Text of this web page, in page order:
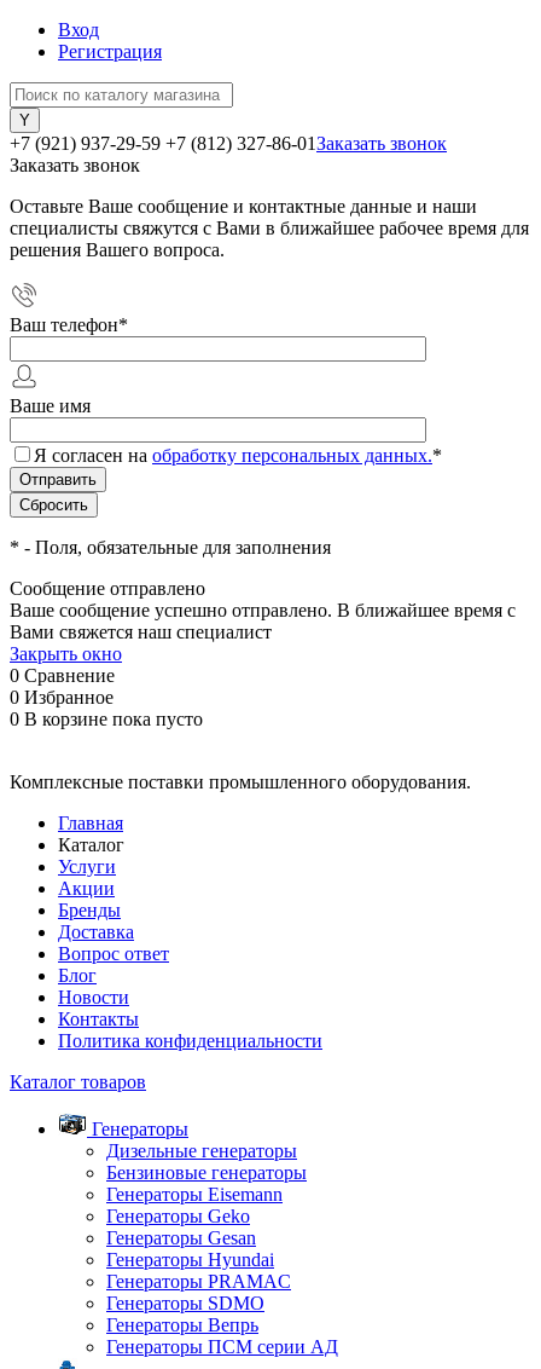
Вход
Регистрация
+7 (921) 937-29-59 +7 (812) 327-86-01Заказать звонок
Заказать звонок
Оставьте Ваше сообщение и контактные данные и наши
специалисты свяжутся с Вами в ближайшее рабочее время для
решения Вашего вопроса.
Ваш телефон*
Ваше имя
Я согласен на обработку персональных данных.*
* - Поля, обязательные для заполнения
Сообщение отправлено
Ваше сообщение успешно отправлено. В ближайшее время с
Вами свяжется наш специалист
Закрыть окно
0 Сравнение
0 Избранное
0 В корзине пока пусто
Комплексные поставки промышленного оборудования.
Главная
Каталог
Услуги
Акции
Бренды
Доставка
Вопрос ответ
Блог
Новости
Контакты
Политика конфиденциальности
Каталог товаров
Генераторы
Дизельные генераторы
Бензиновые генераторы
Генераторы Eisemann
Генераторы Geko
Генераторы Gesan
Генераторы Hyundai
Генераторы PRAMAC
Генераторы SDMO
Генераторы Вепрь
Генераторы ПСМ серии АД